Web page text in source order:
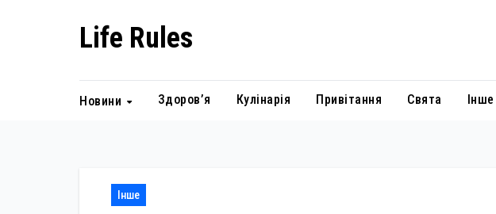
Life Rules
Новини Здоров’я Кулінарія Привітання Свята Інше
Інше